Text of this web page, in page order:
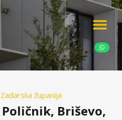
Zadarska županija
Briševo,